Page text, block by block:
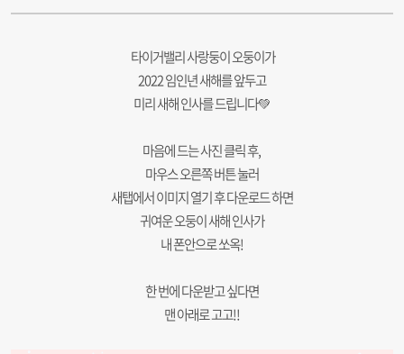
타이거밸리 사랑둥이 오둥이가
2022 임인년 새해를 앞두고
미리 새해 인사를 드립니다💚
마음에 드는 사진 클릭 후,
마우스 오른쪽 버튼 눌러
새탭에서 이미지 열기 후 다운로드 하면
귀여운 오둥이 새해 인사가
내 폰안으로 쏘옥!
한 번에 다운받고 싶다면
맨 아래로 고고!!